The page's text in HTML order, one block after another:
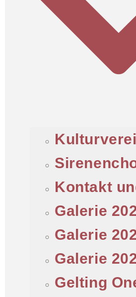
Kontakt
Galerie
Galerie
Galerie
Gelting